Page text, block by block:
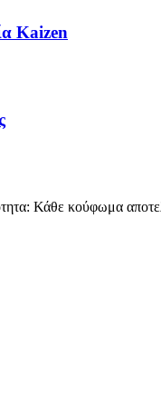
Kaizen
Κάθε κούφωμα